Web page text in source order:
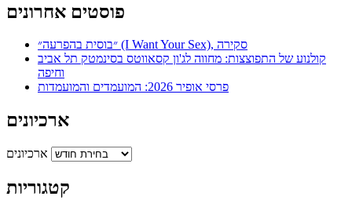
פוסטים אחרונים
״בוסית בהפרעה״ (I Want Your Sex), סקירה
קולנוע של התפוצצות: מחווה לג'ון קסאווטס בסינמטק תל אביב
וחיפה
פרסי אופיר 2026: המועמדים והמועמדות
ארכיונים
ארכיונים
קטגוריות